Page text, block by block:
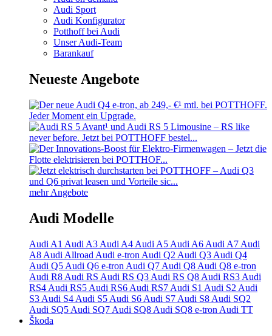
Audi Sport
Audi Konfigurator
Potthoff bei Audi
Unser Audi-Team
Barankauf
Neueste Angebote
mehr Angebote
Audi Modelle
Audi A1 Audi A3 Audi A4 Audi A5 Audi A6 Audi A7 Audi
A8 Audi Allroad Audi e-tron Audi Q2 Audi Q3 Audi Q4
Audi Q5 Audi Q6 e-tron Audi Q7 Audi Q8 Audi Q8 e-tron
Audi R8 Audi RS Audi RS Q3 Audi RS Q8 Audi RS3 Audi
RS4 Audi RS5 Audi RS6 Audi RS7 Audi S1 Audi S2 Audi
S3 Audi S4 Audi S5 Audi S6 Audi S7 Audi S8 Audi SQ2
Audi SQ5 Audi SQ7 Audi SQ8 Audi SQ8 e-tron Audi TT
Škoda